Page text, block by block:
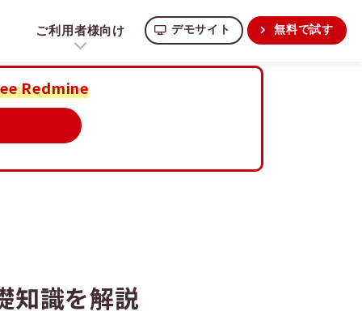
ご利用者様向け デモサイト 無料で試す
Redmine
知識を解説